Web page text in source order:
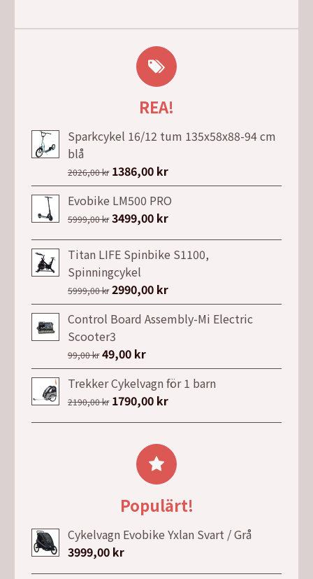
REA!
Sparkcykel 16/12 tum 135x58x88-94 cm
blå
2026,00kr Det
ursprungliga
priset
var:
2026,00 kr.
1386,00 krDet
nuvarande
priset
1386,00 kr.
Evobike LM500 PRO
5999,00kr Det
ursprungliga
priset
var:
5999,00 kr.
3499,00 krDet
nuvarande
priset
3499,00 kr.
Titan LIFE Spinbike S1100,
Spinningcykel
5999,00kr Det
ursprungliga
priset
var:
5999,00 kr.
2990,00 krDet
nuvarande
priset
Control Board Assembly-Mi Electric
Scooter3
99,00kr Det
ursprungliga
priset
var:
99,00 kr.
49,00 krDet
nuvarande
priset
är:
49,00 kr.
Trekker Cykelvagn för 1 barn
2190,00kr Det
ursprungliga
2190,00 kr.
1790,00 krDet
nuvarande
är:
1790,00 kr.
Populärt!
Cykelvagn Evobike Yxlan Svart / Grå
3999,00 kr